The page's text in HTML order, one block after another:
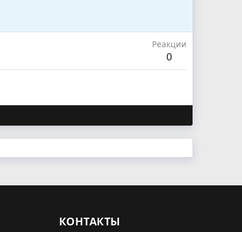
Реакции
0
КОНТАКТЫ